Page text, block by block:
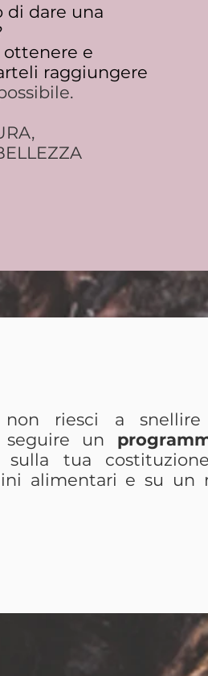
di dare una
ottenere e
raggiungere
riesci a
un
sulla tua
alimentari e su